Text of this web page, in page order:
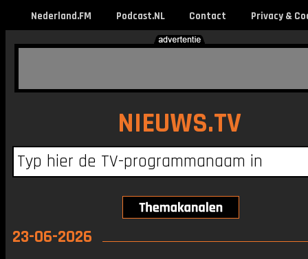
Nederland.FM Podcast.NL Contact Privacy &
NIEUWS.TV
23-06-2026